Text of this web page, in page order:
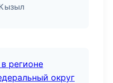
регионе
округ